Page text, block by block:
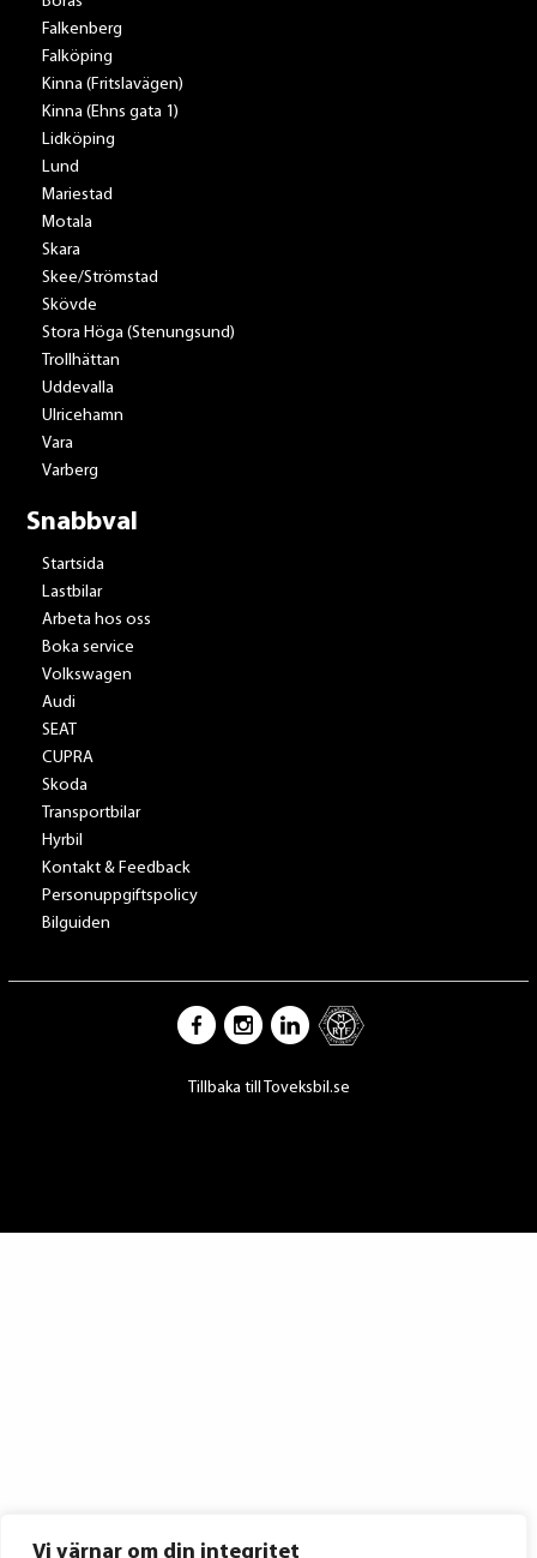
Vi värnar om din integritet
Falkenberg
Falköping
Kinna (Fritslavägen)
Kinna (Ehns gata 1)
Lidköping
Lund
Mariestad
Motala
Skara
Skee/Strömstad
Skövde
Stora Höga (Stenungsund)
Trollhättan
Uddevalla
Ulricehamn
Vara
Varberg
Snabbval
Startsida
Lastbilar
Arbeta hos oss
Boka service
Volkswagen
Audi
SEAT
CUPRA
Skoda
Transportbilar
Hyrbil
Kontakt & Feedback
Personuppgiftspolicy
Bilguiden
Tillbaka till Toveksbil.se